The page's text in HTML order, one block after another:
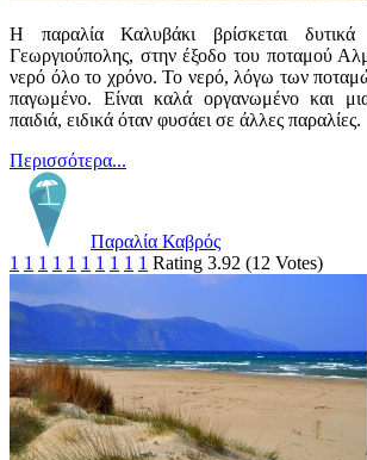
Η παραλία Καλυβάκι βρίσκεται δυτικά
Γεωργιούπολης, στην έξοδο του ποταμού
νερό όλο το χρόνο. Το νερό, λόγω των
παγωμένο. Είναι καλά οργανωμένο και
παιδιά, ειδικά όταν φυσάει σε άλλες παραλίες.
Περισσότερα...
Παραλία Καβρός
1 1 1 1 1 1 1 1 1 1 Rating 3.92 (12 Votes)